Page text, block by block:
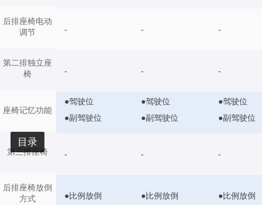
后排座椅电动
调节
第二排独立座
椅
座椅记忆功能
第三排座椅
后排座椅放倒
方式
- - -
- - -
●驾驶位
●副驾驶位
●驾驶位
●副驾驶位
●驾驶位
●副驾驶位
- - -
●比例放倒 ●比例放倒 ●比例放倒
目录